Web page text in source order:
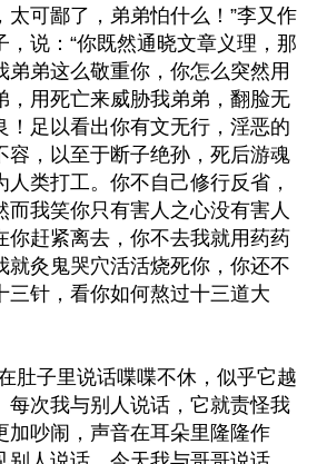
太可鄙了，弟弟怕什么！”李又作
，说：“你既然通晓文章义理，那
弟弟这么敬重你，你怎么突然用
，用死亡来威胁我弟弟，翻脸无
！足以看出你有文无行，淫恶的
容，以至于断子绝孙，死后游魂
人类打工。你不自己修行反省，
而我笑你只有害人之心没有害人
你赶紧离去，你不去我就用药药
就灸鬼哭穴活活烧死你，你还不
三针，看你如何熬过十三道大
肚子里说话喋喋不休，似乎它越
每次我与别人说话，它就责怪我
加吵闹，声音在耳朵里隆隆作